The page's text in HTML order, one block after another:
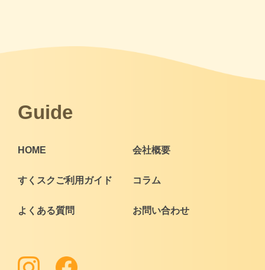
Guide
HOME 会社概要
すくスクご利用ガイド コラム
よくある質問 お問い合わせ